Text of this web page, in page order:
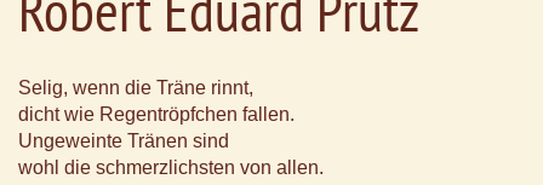
Selig, wenn die Träne rinnt,
dicht wie Regentröpfchen fallen.
Ungeweinte Tränen sind
wohl die schmerzlichsten von allen.